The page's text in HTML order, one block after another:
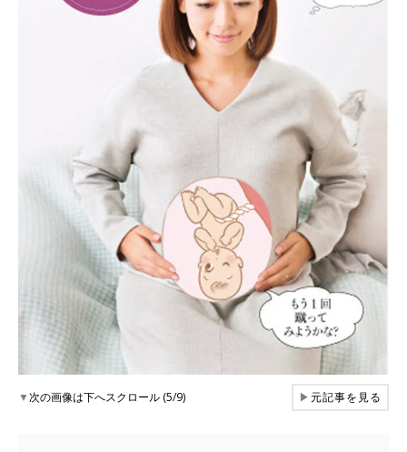
▼次の画像は下へスクロール (5/9) ▶元記事を見る